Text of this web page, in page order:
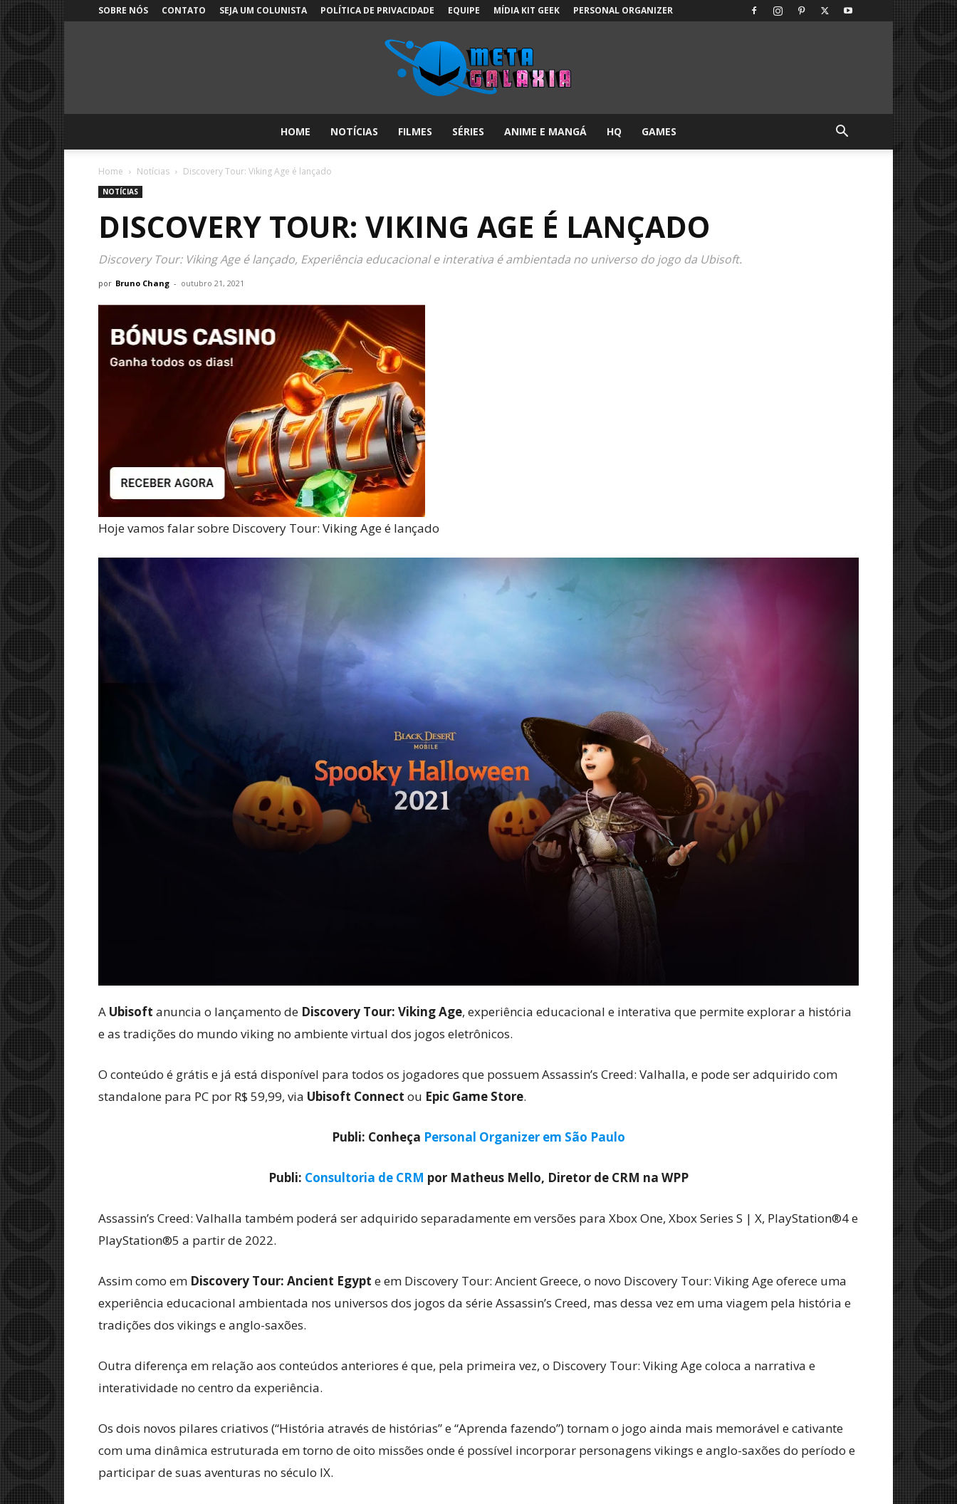
SOBRE NÓS CONTATO SEJA UM COLUNISTA POLÍTICA DE PRIVACIDADE EQUIPE MÍDIA KIT GEEK PERSONAL ORGANIZER
Galáxia:
Pop!
HOME NOTÍCIAS FILMES SÉRIES ANIME E MANGÁ HQ GAMES
Home Notícias Discovery Tour: Viking Age é lançado
NOTÍCIAS
DISCOVERY TOUR: VIKING AGE É LANÇADO
Discovery Tour: Viking Age é lançado, Experiência educacional e interativa é ambientada no universo do jogo da Ubisoft.
por Bruno Chang - outubro 21, 2021
Hoje vamos falar sobre Discovery Tour: Viking Age é lançado
A Ubisoft anuncia o lançamento de Discovery Tour: Viking Age, experiência educacional e interativa que permite explorar a história
e as tradições do mundo viking no ambiente virtual dos jogos eletrônicos.
O conteúdo é grátis e já está disponível para todos os jogadores que possuem Assassin’s Creed: Valhalla, e pode ser adquirido com
standalone para PC por R$ 59,99, via Ubisoft Connect ou Epic Game Store.
Publi: Conheça Personal Organizer em São Paulo
Publi: Consultoria de CRM por Matheus Mello, Diretor de CRM na WPP
Assassin’s Creed: Valhalla também poderá ser adquirido separadamente em versões para Xbox One, Xbox Series S | X, PlayStation®4 e
PlayStation®5 a partir de 2022.
Assim como em Discovery Tour: Ancient Egypt e em Discovery Tour: Ancient Greece, o novo Discovery Tour: Viking Age oferece uma
experiência educacional ambientada nos universos dos jogos da série Assassin’s Creed, mas dessa vez em uma viagem pela história e
tradições dos vikings e anglo-saxões.
Outra diferença em relação aos conteúdos anteriores é que, pela primeira vez, o Discovery Tour: Viking Age coloca a narrativa e
interatividade no centro da experiência.
Os dois novos pilares criativos (“História através de histórias” e “Aprenda fazendo”) tornam o jogo ainda mais memorável e cativante
com uma dinâmica estruturada em torno de oito missões onde é possível incorporar personagens vikings e anglo-saxões do período e
participar de suas aventuras no século IX.